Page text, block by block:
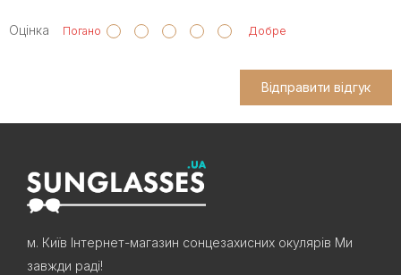
Оцінка Погано Добре
Відправити відгук
м. Київ Інтернет-магазин сонцезахисних окулярів Ми
завжди раді!